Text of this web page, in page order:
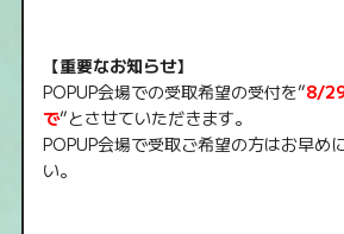
【重要なお知らせ】
POPUP会場での受取希望の受付を”8/
で”とさせていただきます。
POPUP会場で受取ご希望の方はお早め
い。